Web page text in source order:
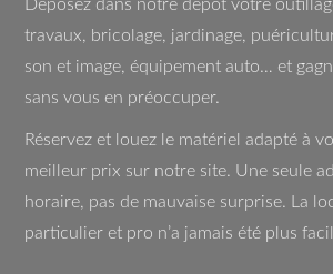
Déposez dans notre dépôt votre
travaux, bricolage, jardinage,
son et image, équipement auto… et
sans vous en préoccuper.
Réservez et louez le matériel adapté à
meilleur prix sur notre site. Une seule
horaire, pas de mauvaise surprise. La
particulier et pro n’a jamais été plus